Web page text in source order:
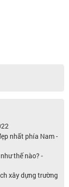
nhất phía Nam -
thế nào? -
xây dựng trường